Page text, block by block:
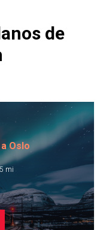
de
a Oslo
mi